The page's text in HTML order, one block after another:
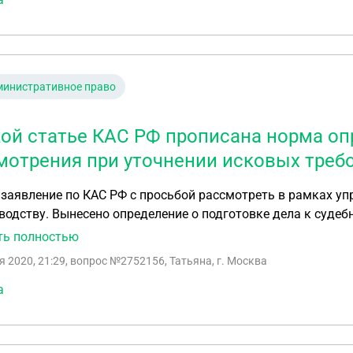
право
статье КАС РФ прописана норма
при уточнении исковых
Вынесено определение о подготовке дела к судебному
дела к судебному разбирательству. Мне необходимо
? Ходатайство об уточнении требований обязана
полностью
2020, 21:29, вопрос №2752156, Татьяна, г. Москва